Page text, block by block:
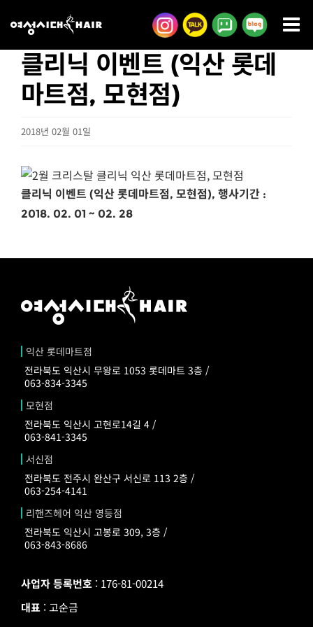
텐
츠 클리닉 이벤트 (익산 롯데
마트점, 모현점)
2018년 02월 01일
클리닉 이벤트 (익산 롯데마트점, 모현점), 행사기간 :
2018. 02. 01 ~ 02. 28
익산 롯데마트점
전라북도 익산시 무왕로 1053 롯데마트 3층 /
063-834-3345
모현점
전라북도 익산시 고현로14길 4 /
063-841-3345
서신점
전라북도 전주시 완산구 서신로 113 2층 /
063-254-4141
리핸즈헤어 익산 영등점
전라북도 익산시 고봉로 309, 3층 /
063-843-8686
사업자 등록번호 : 176-81-00214
대표 : 고순금